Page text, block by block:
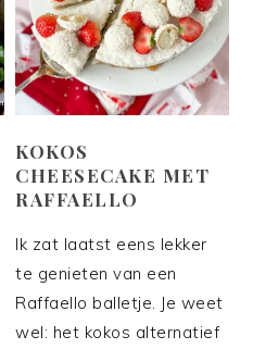
KOKOS
CHEESECAKE MET
RAFFAELLO
Ik zat laatst eens lekker
te genieten van een
Raffaello balletje. Je weet
wel: het kokos alternatief